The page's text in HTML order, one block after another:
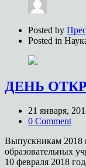
Posted by
Posted in
ДЕНЬ
21 января,
0 Comment
Выпускникам 2018
образовательных
10 февраля 2018